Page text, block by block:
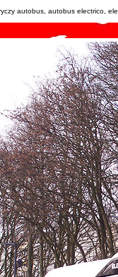
autobus, autobus electrico,